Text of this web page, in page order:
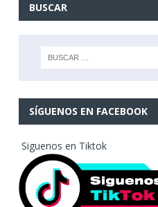
BUSCAR
SÍGUENOS EN FACEBOOK
Siguenos en Tiktok